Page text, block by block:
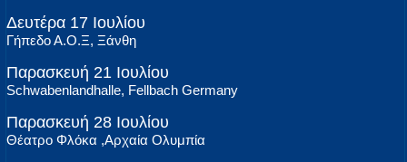
Δευτέρα 17 Ιουλίου
Γήπεδο Α.Ο.Ξ, Ξάνθη
Παρασκευή 21 Ιουλίου
Schwabenlandhalle, Fellbach Germany
Παρασκευή 28 Ιουλίου
Θέατρο Φλόκα ,Αρχαία Ολυμπία